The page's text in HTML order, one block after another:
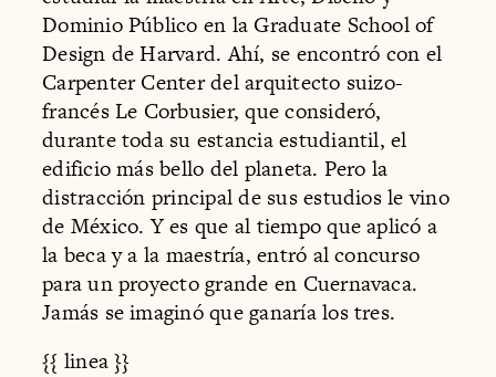
Dominio Público en la Graduate School of
Design de Harvard. Ahí, se encontró con el
Carpenter Center del arquitecto suizo-
francés Le Corbusier, que consideró,
durante toda su estancia estudiantil, el
edificio más bello del planeta. Pero la
distracción principal de sus estudios le vino
de México. Y es que al tiempo que aplicó a
la beca y a la maestría, entró al concurso
para un proyecto grande en Cuernavaca.
Jamás se imaginó que ganaría los tres.
{{ linea }}